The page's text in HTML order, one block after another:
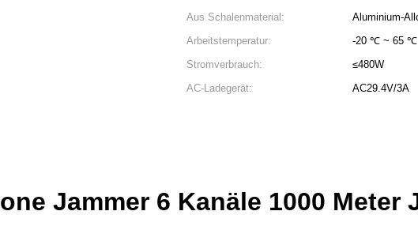
Aus Schalenmaterial:
Aluminium-
Arbeitstemperatur:
-20 ℃ ~ 65 ℃
Stromverbrauch:
≤480W
AC-Ladegerät:
AC29.4V/3A
Jammer 6 Kanäle 1000 Meter